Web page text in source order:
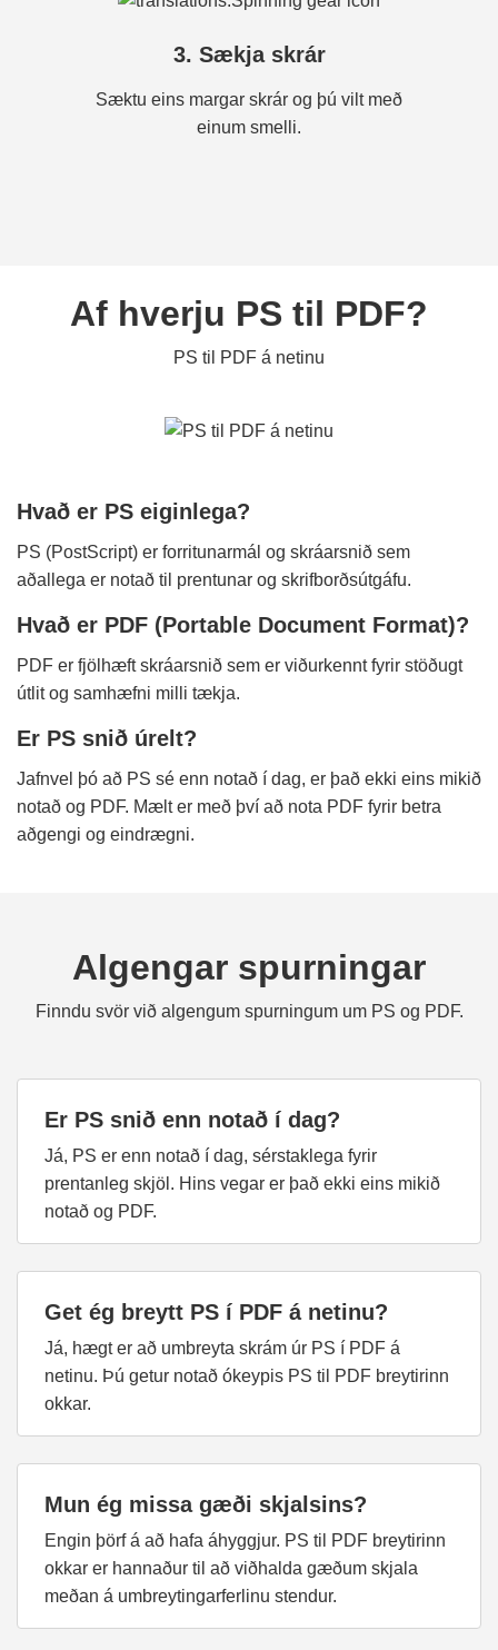
3. Sækja skrár
Sæktu eins margar skrár og þú vilt með
einum smelli.
Af hverju PS til PDF?
PS til PDF á netinu
Hvað er PS eiginlega?
PS (PostScript) er forritunarmál og skráarsnið sem
aðallega er notað til prentunar og skrifborðsútgáfu.
Hvað er PDF (Portable Document Format)?
PDF er fjölhæft skráarsnið sem er viðurkennt fyrir stöðugt
útlit og samhæfni milli tækja.
Er PS snið úrelt?
Jafnvel þó að PS sé enn notað í dag, er það ekki eins mikið
notað og PDF. Mælt er með því að nota PDF fyrir betra
aðgengi og eindrægni.
Algengar spurningar
Finndu svör við algengum spurningum um PS og PDF.
Er PS snið enn notað í dag?
Já, PS er enn notað í dag, sérstaklega fyrir
prentanleg skjöl. Hins vegar er það ekki eins mikið
notað og PDF.
Get ég breytt PS í PDF á netinu?
Já, hægt er að umbreyta skrám úr PS í PDF á
netinu. Þú getur notað ókeypis PS til PDF breytirinn
okkar.
Mun ég missa gæði skjalsins?
Engin þörf á að hafa áhyggjur. PS til PDF breytirinn
okkar er hannaður til að viðhalda gæðum skjala
meðan á umbreytingarferlinu stendur.